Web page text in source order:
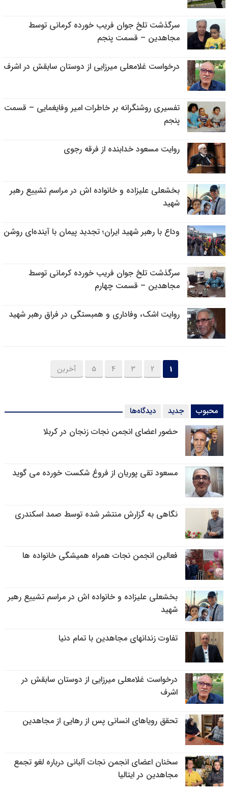
سرگذشت تلخ جوان فریب خورده کرمانی توسط
مجاهدین – قسمت پنجم
درخواست غلامعلی میرزایی از دوستان سابقش در اشرف
تفسیری روشنگرانه بر خاطرات امیر وفایغمایی – قسمت
پنجم
روایت مسعود خدابنده از فرقه رجوی
بخشعلی علیزاده و خانواده اش در مراسم تشییع رهبر
شهید
وداع با رهبر شهید ایران؛ تجدید پیمان با آینده‌ای روشن
سرگذشت تلخ جوان فریب خورده کرمانی توسط
مجاهدین – قسمت چهارم
روایت اشک، وفاداری و همبستگی در فراق رهبر شهید
1
2
3
4
5 آخرین
محبوب جدید دیدگاه‌ها
حضور اعضای انجمن نجات زنجان در کربلا
مسعود تقی پوریان از فروغ شکست خورده می گوید
نگاهی به گزارش منتشر شده توسط صمد اسکندری
فعالین انجمن نجات همراه همیشگی خانواده ها
بخشعلی علیزاده و خانواده اش در مراسم تشییع رهبر
شهید
تفاوت زندانهای مجاهدین با تمام دنیا
درخواست غلامعلی میرزایی از دوستان سابقش در
اشرف
تحقق رویاهای انسانی پس از رهایی از مجاهدین
سخنان اعضای انجمن نجات آلبانی درباره لغو تجمع
مجاهدین در ایتالیا